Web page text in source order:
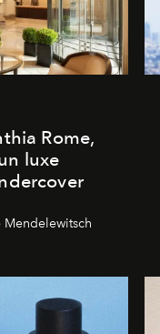
Rome,
luxe